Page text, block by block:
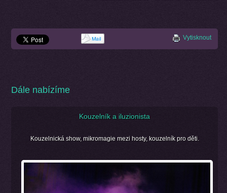
Vytisknout
Dále nabízíme
Kouzelník a iluzionista
Kouzelnická show, mikromagie mezi hosty, kouzelník pro děti.